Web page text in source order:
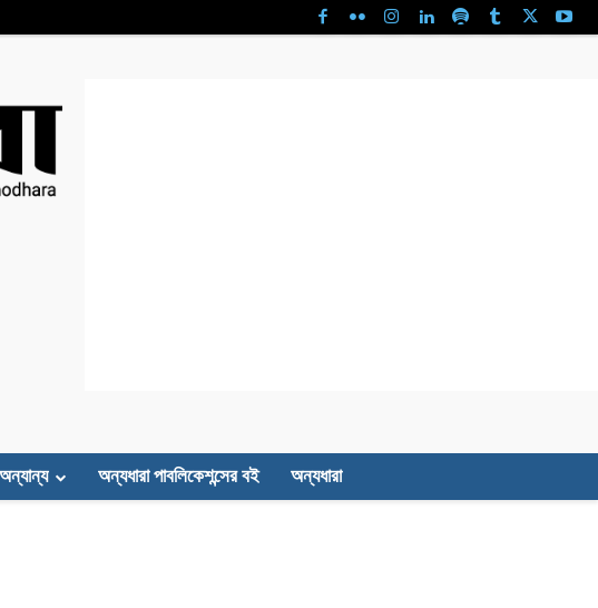
অন্যান্য অন্যধারা পাবলিকেশন্সের বই অন্যধারা